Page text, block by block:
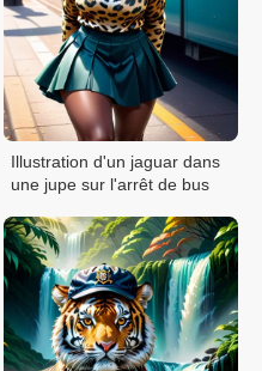
Illustration d'un jaguar dans
une jupe sur l'arrêt de bus